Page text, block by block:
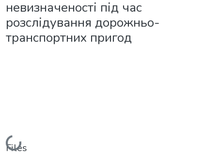
невизначеності під час
розслідування дорожньо-
транспортних пригод
Loading...
Files